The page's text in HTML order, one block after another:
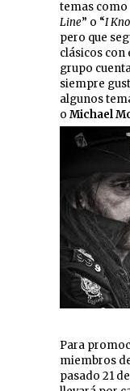
temas como
Line” o “I
pero que
clásicos con
grupo
siempre
algunos
o Michael
Para
miembros
pasado 21